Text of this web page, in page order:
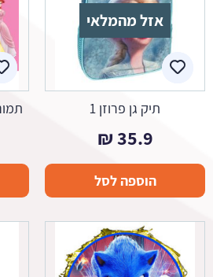
אזל מהמלאי
תיק גן פרוזן 1
35.9
₪
הוספה לסל